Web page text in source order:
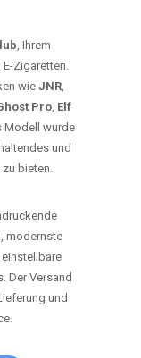
, Ihrem
Zigaretten.
wie JNR,
Pro, Elf
Modell wurde
und
bieten.
, modernste
Der Versand
und